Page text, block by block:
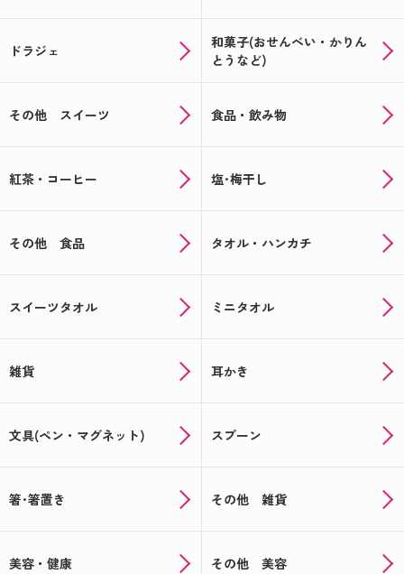
ドラジェ
和菓子(おせんべい・かりん
とうなど)
その他 スイーツ 食品・飲み物
紅茶・コーヒー 塩･梅干し
その他 食品 タオル・ハンカチ
スイーツタオル ミニタオル
雑貨 耳かき
文具(ペン・マグネット) スプーン
箸･箸置き その他 雑貨
美容・健康 その他 美容